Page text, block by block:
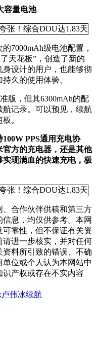
容量电池
7000mAh级电池配置，
天花板”，创造了新的
设计的用户，也能够彻
久的使用体验。
版，但其6300mAh的配
记录。可以预见，续航
。
PPS通用充电协
方的充电器，还是其他
现满血的快速充电，极
合作伙伴供稿和第三方
息，均仅供参考。本网
靠性，但不保证有关资
进一步核实，并对任何
料所引致的错误、不确
位或个人认为本网站中
产权或存在不实内容
卢伟冰续航